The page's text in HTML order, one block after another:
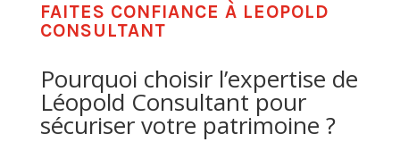
FAITES CONFIANCE À LEOPOLD
CONSULTANT
Pourquoi choisir l’expertise de
Léopold Consultant pour
sécuriser votre patrimoine ?